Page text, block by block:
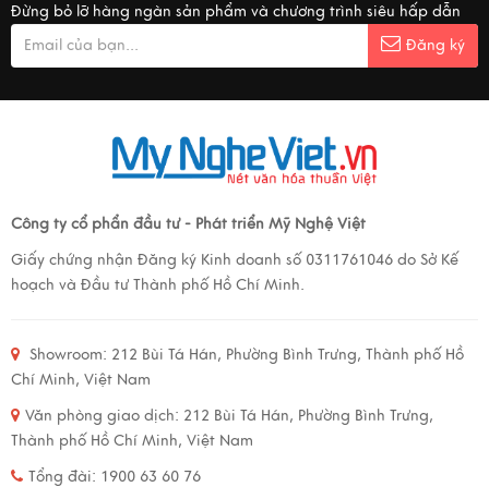
Đừng bỏ lỡ hàng ngàn sản phẩm và chương trình siêu hấp dẫn
Đăng ký
Công ty cổ phẩn đầu tư - Phát triển Mỹ Nghệ Việt
Giấy chứng nhận Đăng ký Kinh doanh số 0311761046 do Sở Kế
hoạch và Đầu tư Thành phố Hồ Chí Minh.
Showroom: 212 Bùi Tá Hán, Phường Bình Trưng, Thành phố Hồ
Chí Minh, Việt Nam
Văn phòng giao dịch: 212 Bùi Tá Hán, Phường Bình Trưng,
Thành phố Hồ Chí Minh, Việt Nam
Tổng đài: 1900 63 60 76